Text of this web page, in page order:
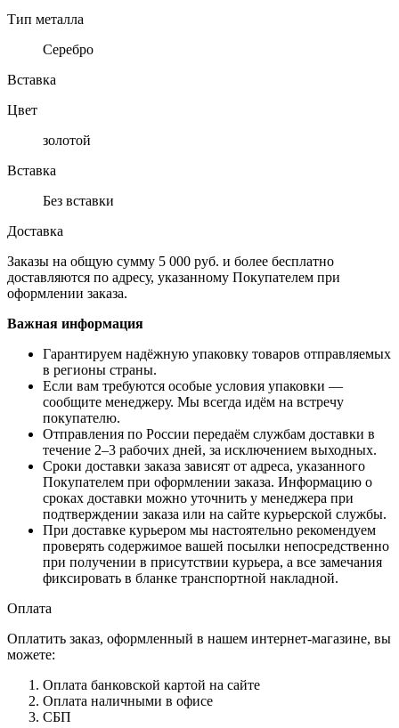
Тип металла
Серебро
Вставка
Цвет
золотой
Вставка
Без вставки
Доставка
Заказы на общую сумму 5 000 руб. и более бесплатно
доставляются по адресу, указанному Покупателем при
оформлении заказа.
Важная информация
Гарантируем надёжную упаковку товаров отправляемых
в регионы страны.
Если вам требуются особые условия упаковки —
сообщите менеджеру. Мы всегда идём на встречу
покупателю.
Отправления по России передаём службам доставки в
течение 2–3 рабочих дней, за исключением выходных.
Сроки доставки заказа зависят от адреса, указанного
Покупателем при оформлении заказа. Информацию о
сроках доставки можно уточнить у менеджера при
подтверждении заказа или на сайте курьерской службы.
При доставке курьером мы настоятельно рекомендуем
проверять содержимое вашей посылки непосредственно
при получении в присутствии курьера, а все замечания
фиксировать в бланке транспортной накладной.
Оплата
Оплатить заказ, оформленный в нашем интернет-магазине, вы
можете:
Оплата банковской картой на сайте
Оплата наличными в офисе
СБП